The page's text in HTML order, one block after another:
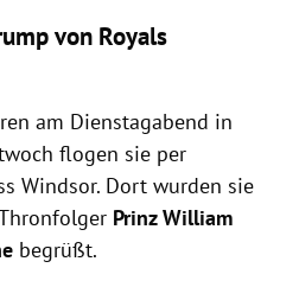
von Royals
am Dienstagabend in
flogen sie per
Windsor. Dort wurden sie
Prinz William
begrüßt.